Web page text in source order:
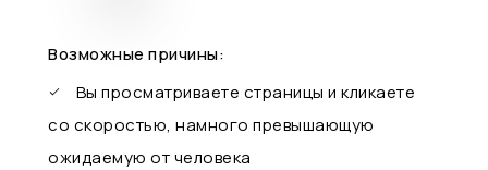
Возможные причины:
Вы просматриваете страницы и кликаете
со скоростью, намного превышающую
ожидаемую от человека